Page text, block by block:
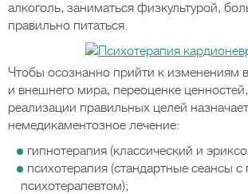
алкоголь, заниматься физкультурой,
правильно питаться.
Чтобы осознанно прийти к изменениям
и внешнего мира, переоценке
реализации правильных целей
немедикаментозное лечение:
гипнотерапия (классический и
психотерапия (стандартные сеансы с
психотерапевтом);